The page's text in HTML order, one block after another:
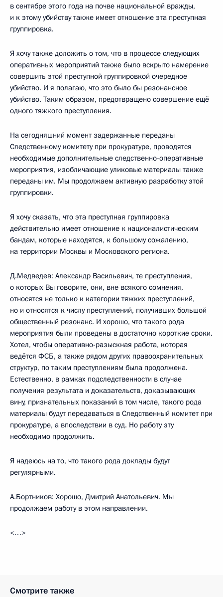
в сентябре этого года на почве национальной вражды,
и к этому убийству также имеет отношение эта преступная
группировка.
Я хочу также доложить о том, что в процессе следующих
оперативных мероприятий также было вскрыто намерение
совершить этой преступной группировкой очередное
убийство. И я полагаю, что это было бы резонансное
убийство. Таким образом, предотвращено совершение ещё
одного тяжкого преступления.
На сегодняшний момент задержанные переданы
Следственному комитету при прокуратуре, проводятся
необходимые дополнительные следственно-оперативные
мероприятия, изобличающие уликовые материалы также
переданы им. Мы продолжаем активную разработку этой
группировки.
Я хочу сказать, что эта преступная группировка
действительно имеет отношение к националистическим
бандам, которые находятся, к большому сожалению,
на территории Москвы и Московского региона.
Д.Медведев: Александр Васильевич, те преступления,
о которых Вы говорите, они, вне всякого сомнения,
относятся не только к категории тяжких преступлений,
но и относятся к числу преступлений, получивших большой
общественный резонанс. И хорошо, что такого рода
мероприятия были проведены в достаточно короткие сроки.
Хотел, чтобы оперативно-разыскная работа, которая
ведётся ФСБ, а также рядом других правоохранительных
структур, по таким преступлениям была продолжена.
Естественно, в рамках подследственности в случае
получения результата и доказательств, доказывающих
вину, признательных показаний в том числе, такого рода
материалы будут передаваться в Следственный комитет при
прокуратуре, а впоследствии в суд. Но работу эту
необходимо продолжить.
Я надеюсь на то, что такого рода доклады будут
регулярными.
А.Бортников: Хорошо, Дмитрий Анатольевич. Мы
продолжаем работу в этом направлении.
<…>
Смотрите также